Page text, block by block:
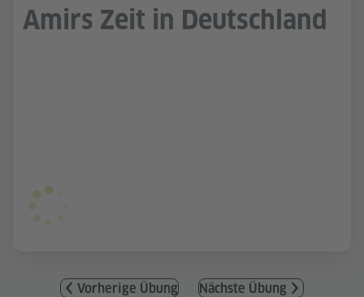
Amirs Zeit in Deutschland
Vorherige Übung Nächste Übung